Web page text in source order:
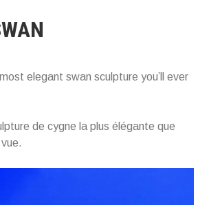
elegant swan sculpture you’ll ever
de cygne la plus élégante que